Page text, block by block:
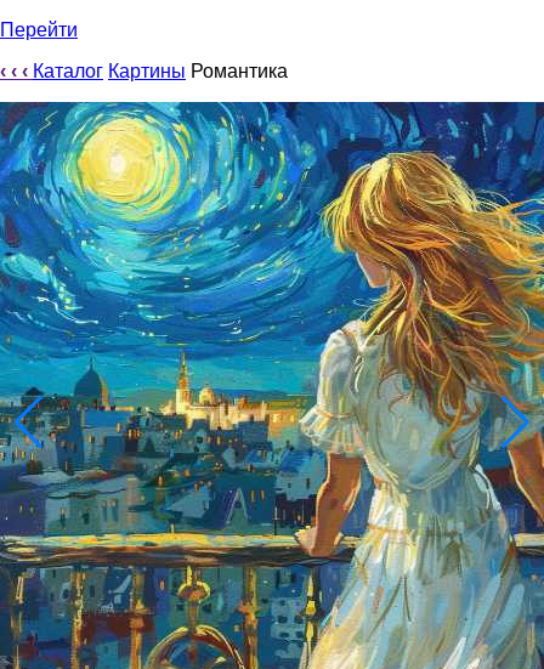
Перейти
‹ ‹ ‹ Каталог Картины Романтика